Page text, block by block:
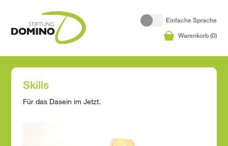
Einfache Sprache
Warenkorb (0)
Skills
Für das Dasein im Jetzt.